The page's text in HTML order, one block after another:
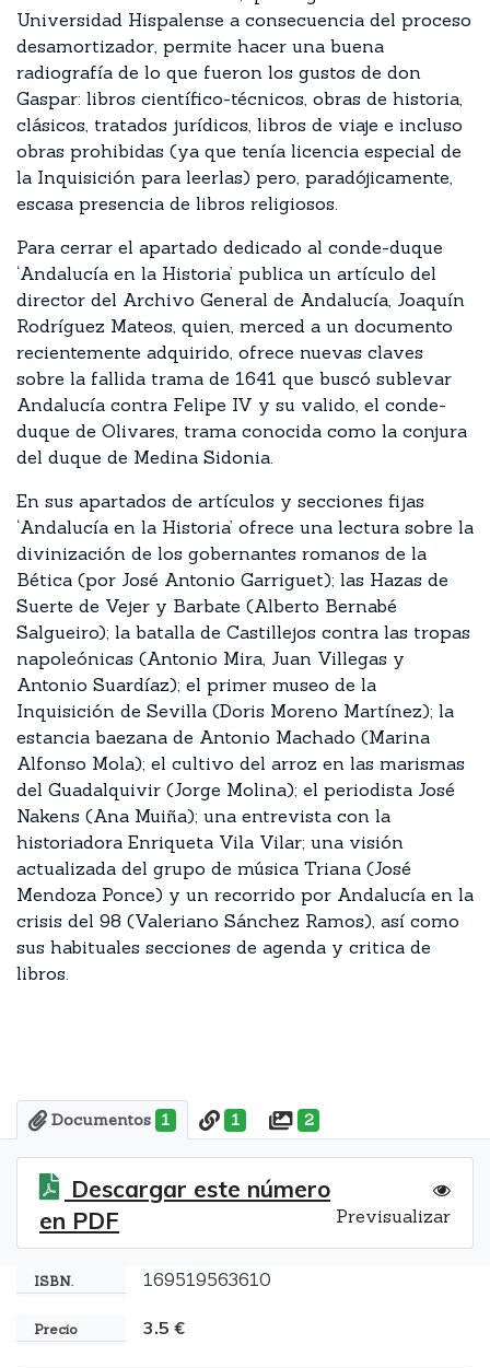
Universidad Hispalense a consecuencia del proceso
desamortizador, permite hacer una buena
radiografía de lo que fueron los gustos de don
Gaspar: libros científico-técnicos, obras de historia,
clásicos, tratados jurídicos, libros de viaje e incluso
obras prohibidas (ya que tenía licencia especial de
la Inquisición para leerlas) pero, paradójicamente,
escasa presencia de libros religiosos.
Para cerrar el apartado dedicado al conde-duque
‘Andalucía en la Historia’ publica un artículo del
director del Archivo General de Andalucía, Joaquín
Rodríguez Mateos, quien, merced a un documento
recientemente adquirido, ofrece nuevas claves
sobre la fallida trama de 1641 que buscó sublevar
Andalucía contra Felipe IV y su valido, el conde-
duque de Olivares, trama conocida como la conjura
del duque de Medina Sidonia.
En sus apartados de artículos y secciones fijas
‘Andalucía en la Historia’ ofrece una lectura sobre la
divinización de los gobernantes romanos de la
Bética (por José Antonio Garriguet); las Hazas de
Suerte de Vejer y Barbate (Alberto Bernabé
Salgueiro); la batalla de Castillejos contra las tropas
napoleónicas (Antonio Mira, Juan Villegas y
Antonio Suardíaz); el primer museo de la
Inquisición de Sevilla (Doris Moreno Martínez); la
estancia baezana de Antonio Machado (Marina
Alfonso Mola); el cultivo del arroz en las marismas
del Guadalquivir (Jorge Molina); el periodista José
Nakens (Ana Muiña); una entrevista con la
historiadora Enriqueta Vila Vilar; una visión
actualizada del grupo de música Triana (José
Mendoza Ponce) y un recorrido por Andalucía en la
crisis del 98 (Valeriano Sánchez Ramos), así como
sus habituales secciones de agenda y critica de
libros.
Documentos 1 1 2
Descargar este número
en PDF
Previsualizar
ISBN. 169519563610
Precio 3.5 €